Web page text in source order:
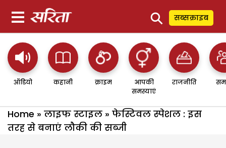
⚲ सब्सक्राइब
ऑडियो कहानी क्राइम
आपकी
समस्याएं
राजनीति
Home » लाइफ स्टाइल » फेस्टिवल स्पेशल : इस
तरह से बनाएं लौकी की सब्जी